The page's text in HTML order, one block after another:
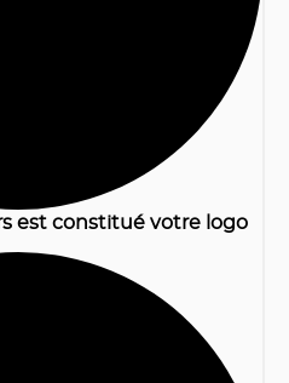
est constitué votre logo